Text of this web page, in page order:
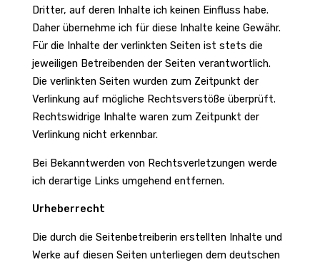
Dritter, auf deren Inhalte ich keinen Einfluss habe.
Daher über­nehme ich für diese Inhalte keine Gewähr.
Für die Inhalte der verlinkten Seiten ist stets die
jewei­ligen Betrei­benden der Seiten verant­wort­lich.
Die verlinkten Seiten wurden zum Zeit­punkt der
Verlin­kung auf mögliche Rechts­ver­stöße über­prüft.
Rechts­wid­rige Inhalte waren zum Zeit­punkt der
Verlin­kung nicht erkennbar.
Bei Bekannt­werden von Rechts­ver­let­zungen werde
ich derar­tige Links umge­hend entfernen.
Urhe­ber­recht
Die durch die Seiten­be­trei­berin erstellten Inhalte und
Werke auf diesen Seiten unter­liegen dem deut­schen